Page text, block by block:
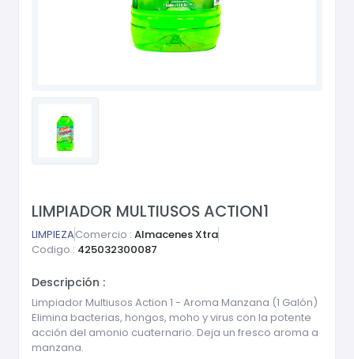
LIMPIADOR MULTIUSOS ACTION1
LIMPIEZAComercio : Almacenes Xtra
Codigo : 425032300087
Descripción :
Limpiador Multiusos Action 1 - Aroma Manzana (1 Galón)
Elimina bacterias, hongos, moho y virus con la potente
acción del amonio cuaternario. Deja un fresco aroma a
manzana.